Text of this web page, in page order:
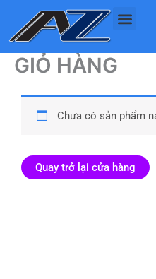
nội
dungGIỎ HÀNG
Chưa có sản phẩm
Quay trở lại cửa hàng